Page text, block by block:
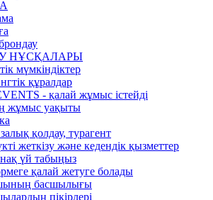
НҰСҚАЛАРЫ
мүмкіндіктер
құралдар
- қалай жұмыс істейді
жұмыс уақыты
қолдау, турагент
жеткізу және кедендік қызметтер
үй табыңыз
қалай жетуге болады
басшылығы
пікірлері